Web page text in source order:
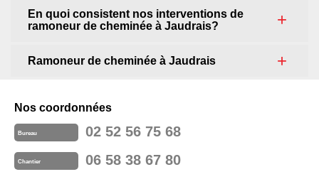
En quoi consistent nos interventions de
ramoneur de cheminée à Jaudrais?
Ramoneur de cheminée à Jaudrais
Nos coordonnées
Bureau 02 52 56 75 68
Chantier 06 58 38 67 80